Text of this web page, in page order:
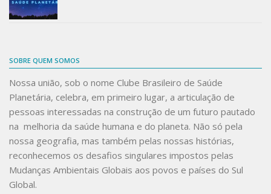
SOBRE QUEM SOMOS
Nossa união, sob o nome Clube Brasileiro de Saúde
Planetária, celebra, em primeiro lugar, a articulação de
pessoas interessadas na construção de um futuro pautado
na melhoria da saúde humana e do planeta. Não só pela
nossa geografia, mas também pelas nossas histórias,
reconhecemos os desafios singulares impostos pelas
Mudanças Ambientais Globais aos povos e países do Sul
Global.